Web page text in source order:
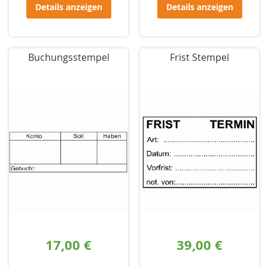
Details anzeigen Details anzeigen
Buchungsstempel
17,00 €
Frist Stempel
39,00 €